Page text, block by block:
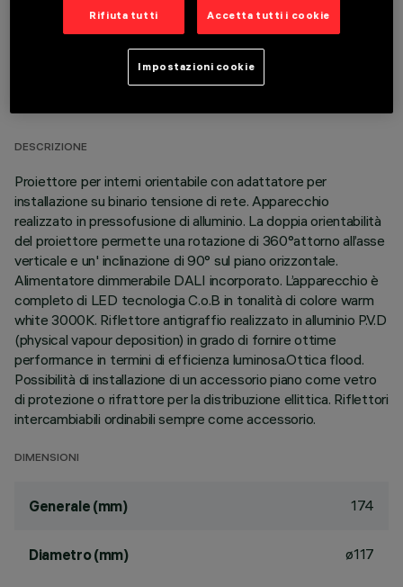
DATI TECNICI
DESCRIZIONE
Proiettore per interni orientabile con adattatore per
installazione su binario tensione di rete. Apparecchio
realizzato in pressofusione di alluminio. La doppia orientabilità
del proiettore permette una rotazione di 360°attorno all’asse
verticale e un' inclinazione di 90° sul piano orizzontale.
Alimentatore dimmerabile DALI incorporato. L’apparecchio è
completo di LED tecnologia C.o.B in tonalità di colore warm
white 3000K. Riflettore antigraffio realizzato in alluminio P.V.D
(physical vapour deposition) in grado di fornire ottime
performance in termini di efficienza luminosa.Ottica flood.
Possibilità di installazione di un accessorio piano come vetro
di protezione o rifrattore per la distribuzione ellittica. Riflettori
intercambiabili ordinabili sempre come accessorio.
DIMENSIONI
Generale (mm) 174
Diametro (mm) ø117
Rifiuta tutti Accetta tutti i cookie
Impostazioni cookie